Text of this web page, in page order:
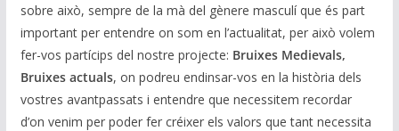
sobre això, sempre de la mà del gènere masculí que és part
important per entendre on som en l’actualitat, per això volem
fer-vos partícips del nostre projecte: Bruixes Medievals,
Bruixes actuals, on podreu endinsar-vos en la història dels
vostres avantpassats i entendre que necessitem recordar
d’on venim per poder fer créixer els valors que tant necessita